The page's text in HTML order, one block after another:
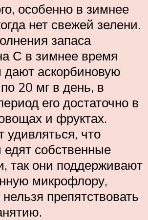
особенно в зимнее
нет свежей зелени.
запаса
С в зимнее время
дают аскорбиновую
20 мг в день, в
его достаточно в
и фруктах.
удивляться, что
едят собственные
так они поддерживают
микрофлору,
препятствовать